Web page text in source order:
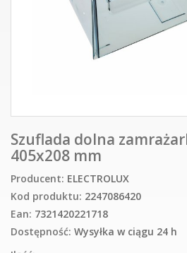
Szuflada dolna
405x208 mm
Producent: ELECTROLUX
Kod produktu: 2247086420
Ean: 7321420221718
Dostępność: Wysyłka w ciągu 24 h